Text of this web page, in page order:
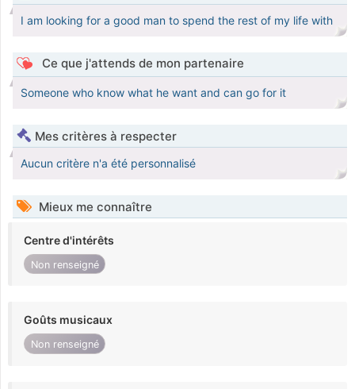
I am looking for a good man to spend the rest of my life with
Ce que j'attends de mon partenaire
Someone who know what he want and can go for it
Mes critères à respecter
Aucun critère n'a été personnalisé
Mieux me connaître
Centre d'intérêts
Non renseigné
Goûts musicaux
Non renseigné